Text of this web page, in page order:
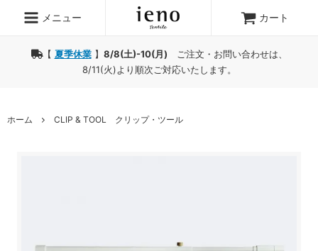
【 夏季休業】 8/8(土)-10(月) ご注文・お問い合わせは、
8/11(火)より順次ご対応いたします。
メニュー カート
ホーム CLIP & TOOL クリップ・ツール